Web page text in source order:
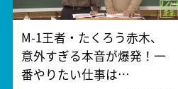
M-1王者・たくろう赤木、
意外すぎる本音が爆発！一
番やりたい仕事は…